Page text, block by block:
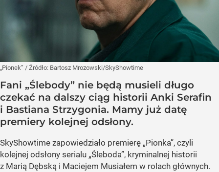
„Pionek” / Źródło: Bartosz Mrozowski/SkyShowtime
Fani „Ślebody” nie będą musieli długo
czekać na dalszy ciąg historii Anki Serafin
i Bastiana Strzygonia. Mamy już datę
premiery kolejnej odsłony.
SkyShowtime zapowiedziało premierę „Pionka”, czyli
kolejnej odsłony serialu „Śleboda”, kryminalnej historii
z Marią Dębską i Maciejem Musiałem w rolach głównych.